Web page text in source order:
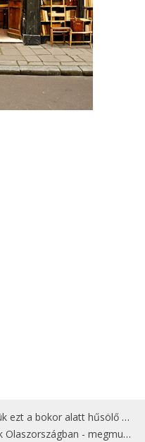
alatt hűsölő cicát Kisorosziban
- megmutatjuk a 15 legjobbat